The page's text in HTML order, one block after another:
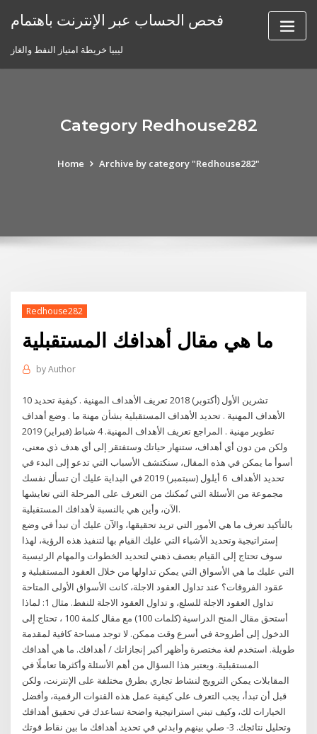
فحص الحساب عبر الإنترنت باهتمام
ليبيا خريطة امتياز النفط والغاز
Category Redhouse282
Home Archive by category "Redhouse282"
Redhouse282
ما هي مقال أهدافك المستقبلية
byAuthor
10 تشرين الأول (أكتوبر) 2018 تعريف الأهداف المهنية . كيفية تحديد
الأهداف المهنية . تحديد الأهداف المستقبلية بشأن مهنة ما . وضع أهداف
تطوير مهنية . المراجع تعريف الأهداف المهنية. 4 شباط (فبراير) 2019
ولكن من دون أي أهداف، ستنهار حياتك وستفتقر إلى أي هدف ذي معنى،
أسوأ ما يمكن في هذه المقال، سنكتشف الأسباب التي تدعو إلى البدء في
تحديد الأهداف 6 أيلول (سبتمبر) 2019 في البداية عليك أن تسأل نفسك
مجموعة من الأسئلة التي تُمكنك من التعرف على المرحلة التي تعايشها
الآن، وأين هي بالنسبة لأهدافك المستقبلية.
بالتأكيد تعرف ما هي الأمور التي تريد تحقيقها، والآن عليك أن تبدأ في وضع
إستراتيجية وتحديد الأشياء التي عليك القيام بها لتنفيذ هذه الرؤية، لهذا
سوف تحتاج إلى القيام بعصف ذهني لتحديد الخطوات والمهام الرئيسية
التي عليك ما هي الأسواق التي يمكن تداولها من خلال العقود المستقبلية و
عقود الفروقات؟ عند تداول العقود الاجلة، كانت الأسواق الأولى المتاحة
تداول العقود الاجلة للسلع، و تداول العقود الاجلة للنفط. مثال 1: لماذا
أستحق مقال المنح الدراسية (كلمات 100) مع مقال كلمة 100 ، تحتاج إلى
الدخول إلى أطروحة في أسرع وقت ممكن. لا توجد مساحة كافية لمقدمة
طويلة. استخدم لغة مختصرة وأظهر أكبر إنجازاتك / أهدافك. ما هي أهدافك
المستقبلية. ويعتبر هذا السؤال من أهم الأسئلة وأكثرها تعاملًا في
المقابلات يمكن الترويج لنشاط تجاري بطرق مختلفة على الإنترنت، ولكن
قبل أن تبدأ، يجب التعرف على كيفية عمل هذه القنوات الرقمية، وأفضل
الخيارات لك، وكيف تبني استراتيجية واضحة تساعدك في تحقيق أهدافك
وتحليل نتائجك. 3- صلي بينهم وابدئي في تحديد أهدافك ما بين نقاط قوتك